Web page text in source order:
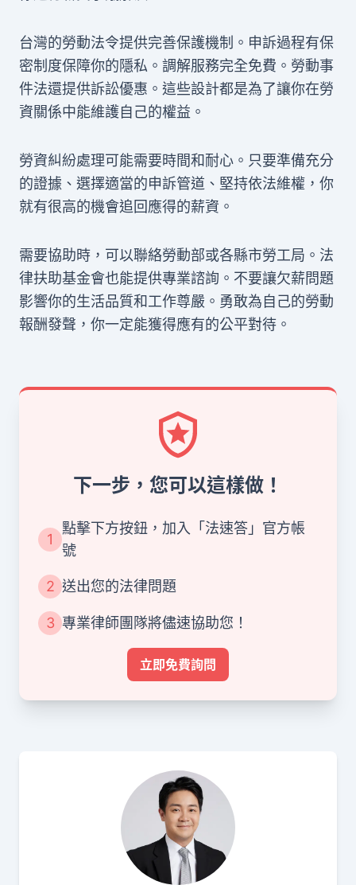
台灣的勞動法令提供完善保護機制。申訴過程有保
密制度保障你的隱私。調解服務完全免費。勞動事
件法還提供訴訟優惠。這些設計都是為了讓你在勞
資關係中能維護自己的權益。
勞資糾紛處理可能需要時間和耐心。只要準備充分
的證據、選擇適當的申訴管道、堅持依法維權，你
就有很高的機會追回應得的薪資。
需要協助時，可以聯絡勞動部或各縣市勞工局。法
律扶助基金會也能提供專業諮詢。不要讓欠薪問題
影響你的生活品質和工作尊嚴。勇敢為自己的勞動
報酬發聲，你一定能獲得應有的公平對待。
下一步，您可以這樣做！
1
點擊下方按鈕，加入「法速答」官方帳
號
2 送出您的法律問題
3 專業律師團隊將儘速協助您！
立即免費詢問